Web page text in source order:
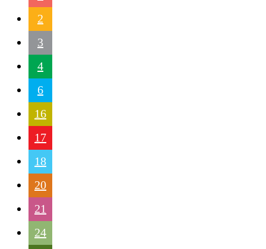
2
3
4
6
16
17
18
20
21
24